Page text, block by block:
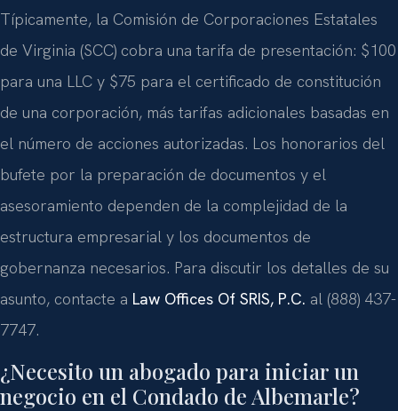
Típicamente, la Comisión de Corporaciones Estatales
de Virginia (SCC) cobra una tarifa de presentación: $100
para una LLC y $75 para el certificado de constitución
de una corporación, más tarifas adicionales basadas en
el número de acciones autorizadas. Los honorarios del
bufete por la preparación de documentos y el
asesoramiento dependen de la complejidad de la
estructura empresarial y los documentos de
gobernanza necesarios. Para discutir los detalles de su
asunto, contacte a Law Offices Of SRIS, P.C. al (888) 437-
7747.
¿Necesito un abogado para iniciar un
negocio en el Condado de Albemarle?